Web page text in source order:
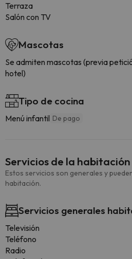
Terraza
Salón con TV
Mascotas
Se admiten mascotas (previa
hotel)
Tipo de cocina
Menú infantil De pago
Servicios de la habitación
Estos servicios son generales y
habitación.
Servicios generales
Televisión
Teléfono
Radio